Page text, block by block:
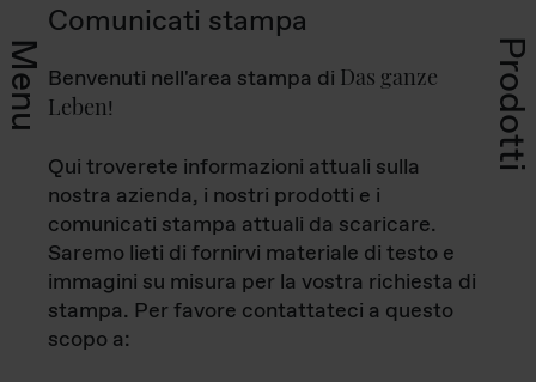
Menu Prodotti
Comunicati stampa
Benvenuti nell'area stampa di Das ganze
Leben!
Qui troverete informazioni attuali sulla
nostra azienda, i nostri prodotti e i
comunicati stampa attuali da scaricare.
Saremo lieti di fornirvi materiale di testo e
immagini su misura per la vostra richiesta di
stampa. Per favore contattateci a questo
scopo a: